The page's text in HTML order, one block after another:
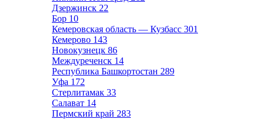
Дзержинск 22
Бор 10
Кемеровская область — Кузбасс 301
Кемерово 143
Новокузнецк 86
Междуреченск 14
Республика Башкортостан 289
Уфа 172
Стерлитамак 33
Салават 14
Пермский край 283